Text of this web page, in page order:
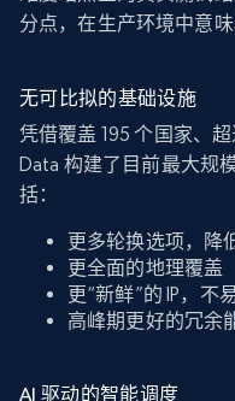
分点，在生产环境中意
无可比拟的基础设施
凭借覆盖 195 个国家、
Data 构建了目前最大规
括：
更多轮换选项，降
更全面的地理覆盖
更“新鲜”的 IP，不
高峰期更好的冗余
AI 驱动的智能调度